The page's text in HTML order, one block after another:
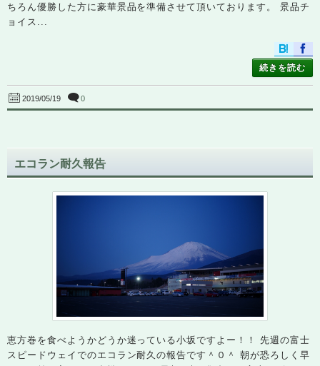
ちろん優勝した方に豪華景品を準備させて頂いております。 景品チ
ョイス...
続きを読む
2019/05/19 0
エコラン耐久報告
恵方巻を食べようかどうか迷っている小坂ですよー！！ 先週の富士
スピードウェイでのエコラン耐久の報告です＾０＾ 朝が恐ろしく早